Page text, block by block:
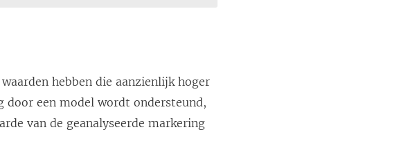
hebben die aanzienlijk hoger
door een model wordt ondersteund,
van de geanalyseerde markering